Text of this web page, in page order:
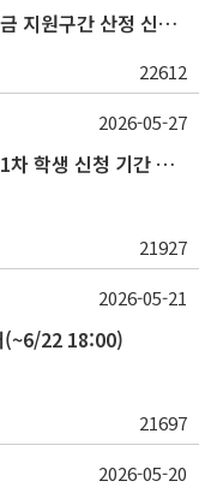
2026학년도 2학기 한국장학재단 학자금 지원구간 산정 신청 안내
22612
2026학년도 2학기 국가근로장학사업 1차 학생 신청 기간 안내
21927
2026-05-27
(~6/22 18:00)
21697
2026-05-21
2026-05-20